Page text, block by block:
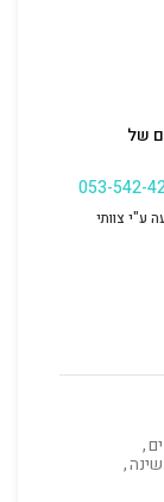
של
053-542-
ע"י צוותי
,
,